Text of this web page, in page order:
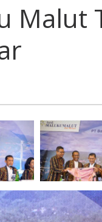
Malut